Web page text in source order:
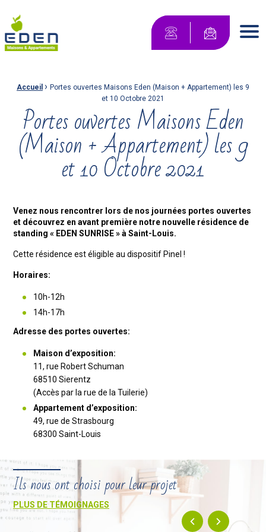
Maisons Eden Maisons & Appartements
Contactez-
Fil d'Ariane :
Accueil › Portes ouvertes Maisons Eden (Maison + Appartement) les 9
et 10 Octobre 2021
Portes ouvertes Maisons Eden
(Maison + Appartement) les 9
et 10 Octobre 2021
Venez nous rencontrer lors de nos journées portes ouvertes
et découvrez en avant première notre nouvelle résidence de
standing « EDEN SUNRISE » à Saint-Louis.
Cette résidence est éligible au dispositif Pinel !
Horaires:
10h-12h
14h-17h
Adresse des portes ouvertes:
Maison d’exposition:
11, rue Robert Schuman
68510 Sierentz
(Accès par la rue de la Tuilerie)
Appartement d’exposition:
49, rue de Strasbourg
68300 Saint-Louis
Ils nous ont choisi pour leur projet
PLUS DE TÉMOIGNAGES